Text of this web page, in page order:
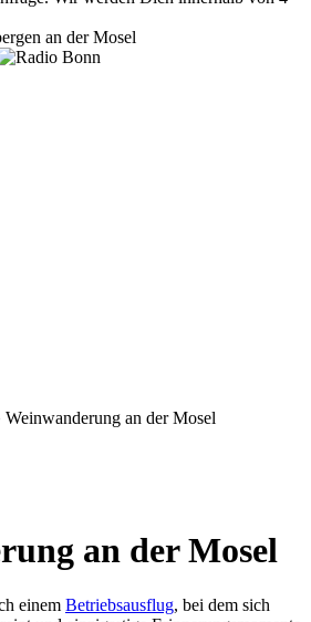
Weinwanderung an der Mosel
an der Mosel
einem Betriebsausflug, bei dem sich